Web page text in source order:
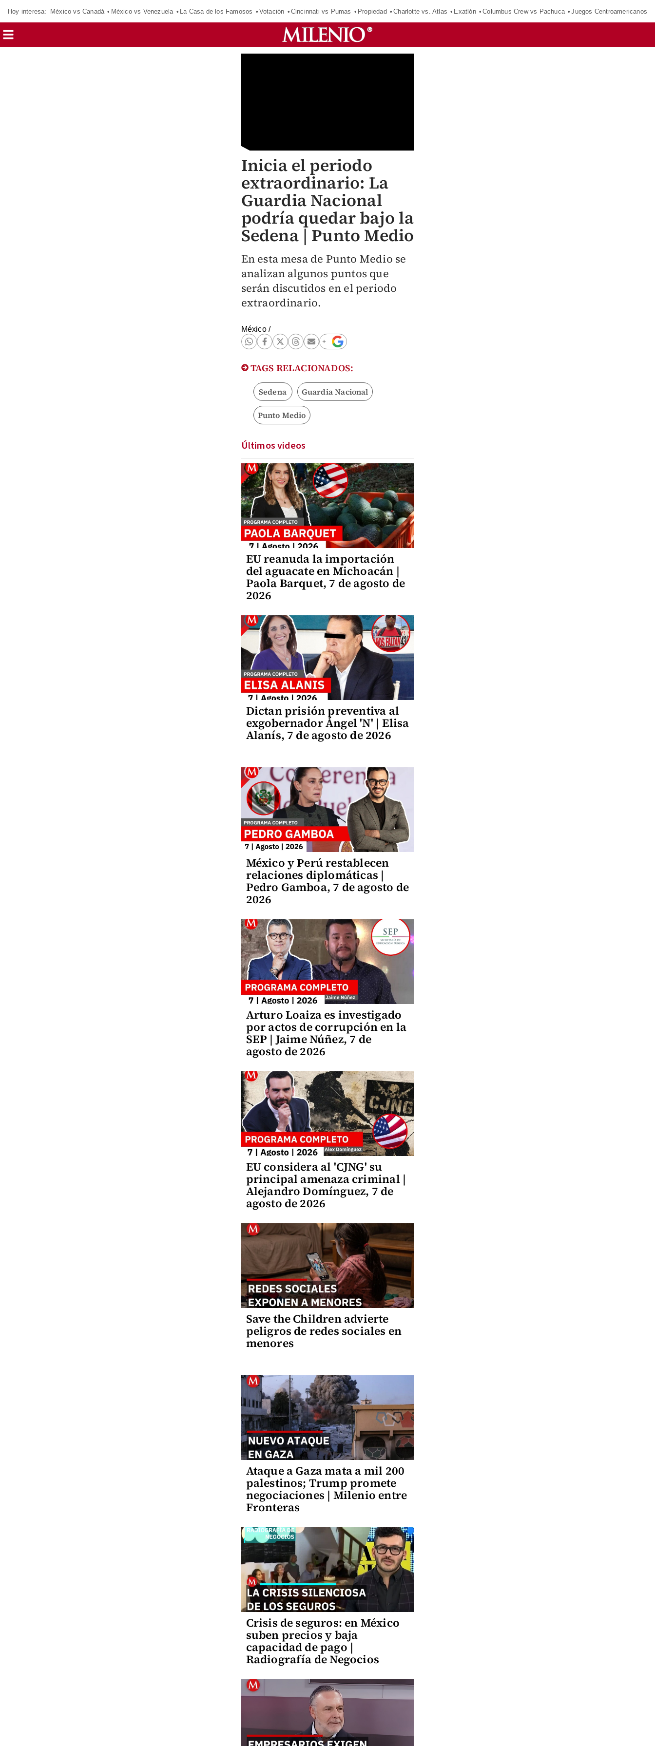
Hoy interesa: México vs Canadá México vs Venezuela La Casa de los Famosos Votación Cincinnati vs Pumas Propiedad Charlotte vs. Atlas Exatlón Columbus Crew vs Pachuca Juegos Centroamericanos
Inicia el periodo
extraordinario: La
Guardia Nacional
podría quedar bajo la
Sedena | Punto Medio
En esta mesa de Punto Medio se
analizan algunos puntos que
serán discutidos en el periodo
extraordinario.
México/
TAGS RELACIONADOS:
Sedena Guardia Nacional
Punto Medio
Últimos videos
EU reanuda la importación
del aguacate en Michoacán |
Paola Barquet, 7 de agosto de
2026
Dictan prisión preventiva al
exgobernador Ángel 'N' | Elisa
Alanís, 7 de agosto de 2026
México y Perú restablecen
relaciones diplomáticas |
Pedro Gamboa, 7 de agosto de
2026
Arturo Loaiza es investigado
por actos de corrupción en la
SEP | Jaime Núñez, 7 de
agosto de 2026
EU considera al 'CJNG' su
principal amenaza criminal |
Alejandro Domínguez, 7 de
agosto de 2026
Save the Children advierte
peligros de redes sociales en
menores
Ataque a Gaza mata a mil 200
palestinos; Trump promete
negociaciones | Milenio entre
Fronteras
Crisis de seguros: en México
suben precios y baja
capacidad de pago |
Radiografía de Negocios